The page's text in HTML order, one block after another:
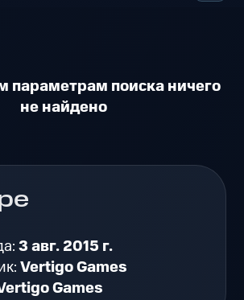
параметрам поиска ничего
не найдено
3 авг. 2015 г.
Vertigo Games
Games